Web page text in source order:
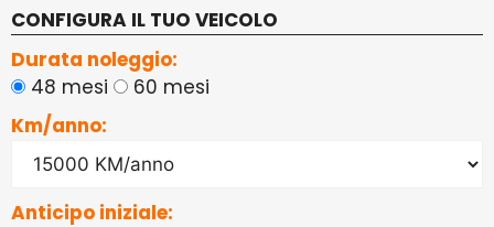
CONFIGURA IL TUO VEICOLO
Durata noleggio:
48 mesi
60 mesi
Km/anno:
Anticipo iniziale: